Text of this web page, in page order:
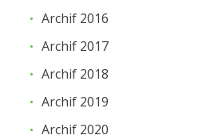
Archif 2016
Archif 2017
Archif 2018
Archif 2019
Archif 2020